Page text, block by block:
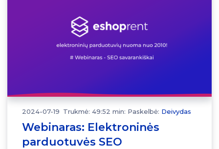
2024-07-19 Trukmė: 49:52 min: Paskelbė: Deivydas
Webinaras: Elektroninės
parduotuvės SEO